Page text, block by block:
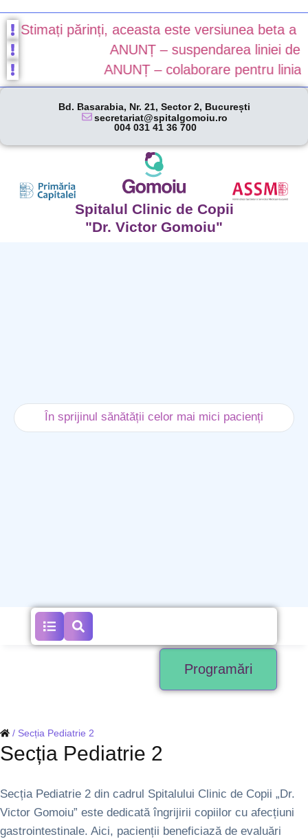
Stimați părinți, aceasta este versiunea beta a
ANUNȚ – suspendarea liniei de
ANUNȚ – colaborare pentru linia
Bd. Basarabia, Nr. 21, Sector 2, București
secretariat@spitalgomoiu.ro
004 031 41 36 700
Spitalul Clinic de Copii
"Dr. Victor Gomoiu"
În sprijinul sănătății celor mai mici pacienți
Programări
/ Secția Pediatrie 2
Secția Pediatrie 2
Secția Pediatrie 2 din cadrul Spitalului Clinic de Copii „Dr.
Victor Gomoiu” este dedicată îngrijirii copiilor cu afecțiuni
gastrointestinale. Aici, pacienții beneficiază de evaluări